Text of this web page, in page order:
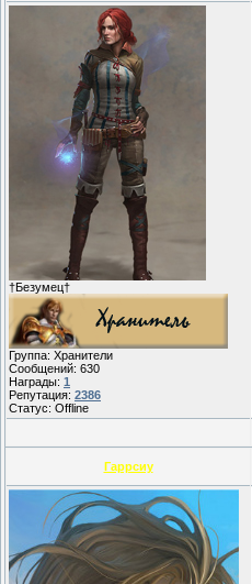
†Безумец†
Группа: Хранители
Сообщений: 630
Награды: 1
Репутация: 2386
Статус: Offline
Гаррсиу